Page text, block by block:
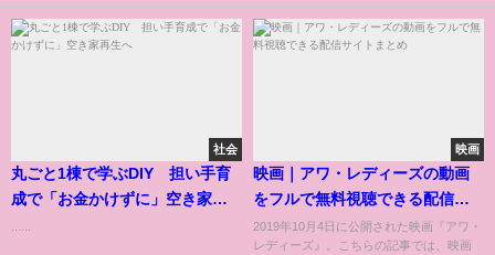
社会
丸ごと1棟で学ぶDIY 担い手育
成で「お金かけずに」空き家再
映画
映画｜アワ・レディーズの動画
をフルで無料視聴できる配信サ
イトまとめ
2019年10月4日に公開された映画『アワ・
レディーズ』。こちらの記事では、映画